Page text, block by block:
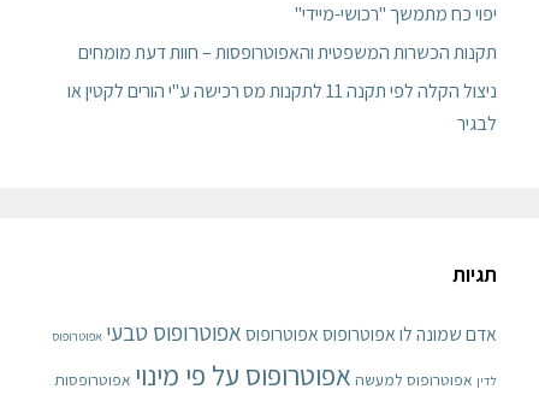
יפוי כח מתמשך "רכושי-מיידי"
תקנות הכשרות המשפטית והאפוטרופסות – חוות דעת מומחים
ניצול הקלה לפי תקנה 11 לתקנות מס רכישה ע"י הורים לקטין או
לבגיר
תגיות
אדם שמונה לו אפוטרופוסאפוטרופוסאפוטרופוס טבעי אפוטרופוס
לדין אפוטרופוס למעשה אפוטרופוס על פי מינוי אפוטרופסות